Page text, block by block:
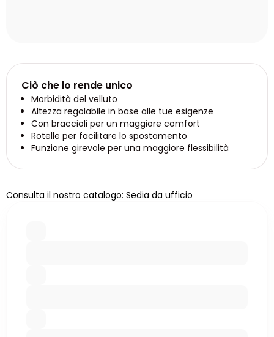
Ciò che lo rende unico
Morbidità del velluto
Altezza regolabile in base alle tue esigenze
Con braccioli per un maggiore comfort
Rotelle per facilitare lo spostamento
Funzione girevole per una maggiore flessibilità
Consulta il nostro catalogo: Sedia da ufficio